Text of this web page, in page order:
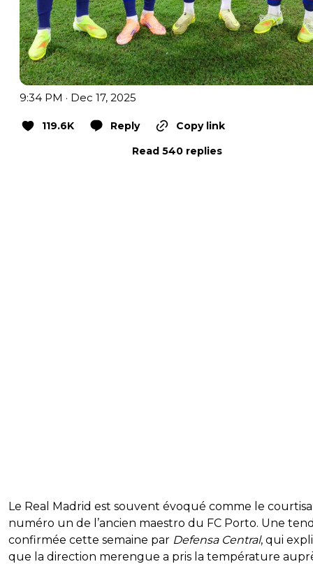
9:34 PM · Dec 17, 2025
119.6K Reply
Copy link
Read 540 replies
Le Real Madrid est souvent évoqué comme le
numéro un de l’ancien maestro du FC Porto. Une
confirmée cette semaine par Defensa Central, qui
que la direction merengue a pris la température